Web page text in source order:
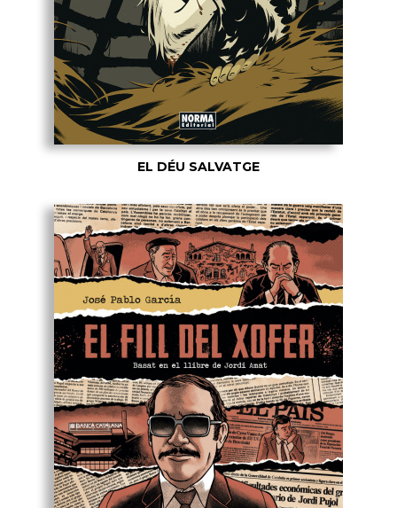
EL DÉU SALVATGE